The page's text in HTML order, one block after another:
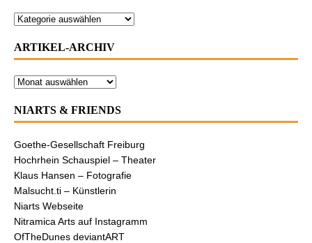
ARTIKEL-ARCHIV
NIARTS & FRIENDS
Goethe-Gesellschaft Freiburg
Hochrhein Schauspiel – Theater
Klaus Hansen – Fotografie
Malsucht.ti – Künstlerin
Niarts Webseite
Nitramica Arts auf Instagramm
OfTheDunes deviantART